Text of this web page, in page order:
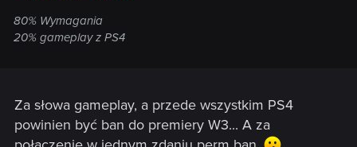
80% Wymagania
20% gameplay z PS4
Za słowa gameplay, a przede wszystkim PS4
powinien być ban do premiery W3... A za